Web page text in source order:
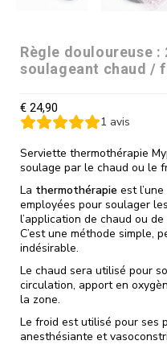
Règle douloureuse :
soulageant chaud /
€ 24,90
1 avis
Serviette thermothérapie
soulage par le chaud ou le
La thermothérapie est
employées pour soulager
l’application de chaud ou
C’est une méthode simple,
indésirable.
Le chaud sera utilisé pour
circulation, apport en
la zone.
Le froid est utilisé pour ses
anesthésiante et